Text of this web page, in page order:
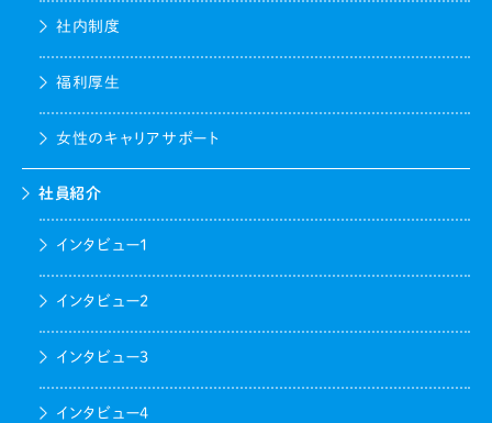
社内制度
福利厚生
女性のキャリアサポート
社員紹介
インタビュー1
インタビュー2
インタビュー3
インタビュー4